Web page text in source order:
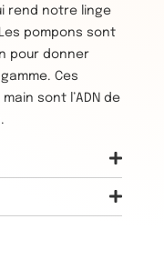
rend notre linge
pompons sont
pour donner
Ces
sont l’ADN de